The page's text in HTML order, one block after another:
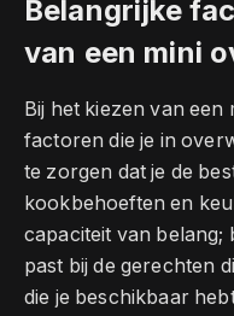
Belangrijke
van een mini
Bij het kiezen van
factoren die je in
te zorgen dat je de
kookbehoeften en
capaciteit van belang;
past bij de gerechten
die je beschikbaar